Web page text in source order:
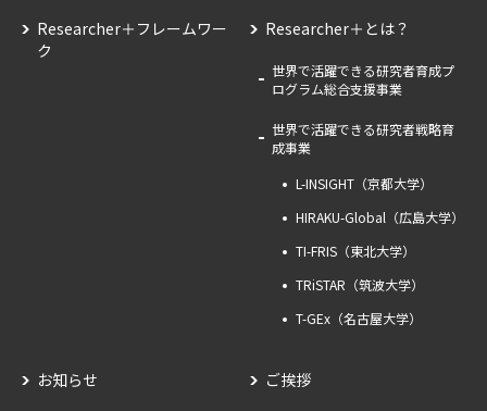
Researcher＋フレームワー
ク
Researcher＋とは？
世界で活躍できる研究者育成プ
ログラム総合支援事業
世界で活躍できる研究者戦略育
成事業
L-INSIGHT（京都大学）
HIRAKU-Global（広島大学）
TI-FRIS（東北大学）
TRiSTAR（筑波大学）
T-GEx（名古屋大学）
お知らせ ご挨拶